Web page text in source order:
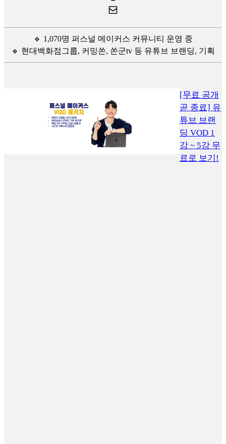
🔹 1,070명 퍼스널 메이커스 커뮤니티 운영 중
🔹 현대백화점그룹, 커밍쏜, 쏜군tv 등 유튜브 브랜딩, 기획
[무료 공개
곧 종료] 유
튜브 브랜
딩 VOD 1
강 ~ 5강 무
료로 보기!